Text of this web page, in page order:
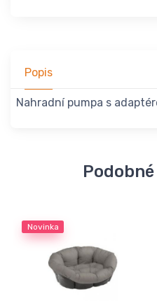
Popis
Nahradní pumpa s
Novinka